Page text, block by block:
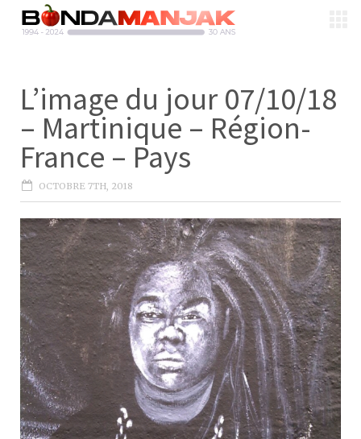
L’image du jour 07/10/18
– Martinique – Région-
France – Pays
OCTOBRE 7TH, 2018